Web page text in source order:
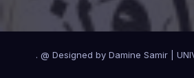
Designed by Damine Samir|
.